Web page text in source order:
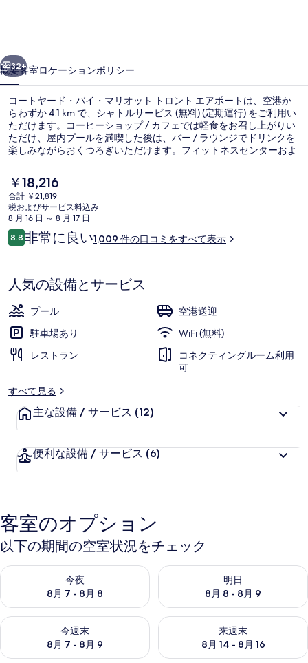
イ・
マ
リ
オ
ッ
ト
ト
ロ
ン
エ
ア
ポ
ー
の
リ
ー
32+
概要客室ロケーションポリシー
コートヤード・バイ・マリオット トロント エアポートは、空港か
らわずか 4.1 km で、シャトルサービス (無料) (定期運行) をご利用い
ただけます。コーヒーショップ / カフェでは軽食をお召し上がりい
ただけ、屋内プールを満喫した後は、バー / ラウンジでドリンクを
楽しみながらおくつろぎいただけます。フィットネスセンターおよ
どの便利な設備が備わっています。親切なスタッフや空港への近さ
が旅行者の高い評価を得ています。
現
在
の
料
金
は
す
￥18,216
合計 ￥21,819
税およびサービス料込み
8 月 16 日 ～ 8 月 17 日
口
コ
8.810段階中8.8
非常に良い1,009 件の口コミをすべて表示
人気の設備とサービス
プール
空港送迎
駐車場あり
WiFi (無料)
レストラン
コネクティングルーム利用
可
すべて見る
主な設備 / サービス (12)
便利な設備 / サービス (6)
客室のオプション
以下の期間の空室状況をチェック
今夜
8月 7 - 8月 8
今夜 8月 7 - 8月 8 の空室状況をチェック
明日
8月 8 - 8月 9
明日 8月 8 - 8月 9 の空室状況
今週末
8月 7 - 8月 9
今週末 8月 7 - 8月 9 の空室状況をチェック
来週末
8月 14 - 8月 16
来週末 8月 14 - 8月 16 の空室